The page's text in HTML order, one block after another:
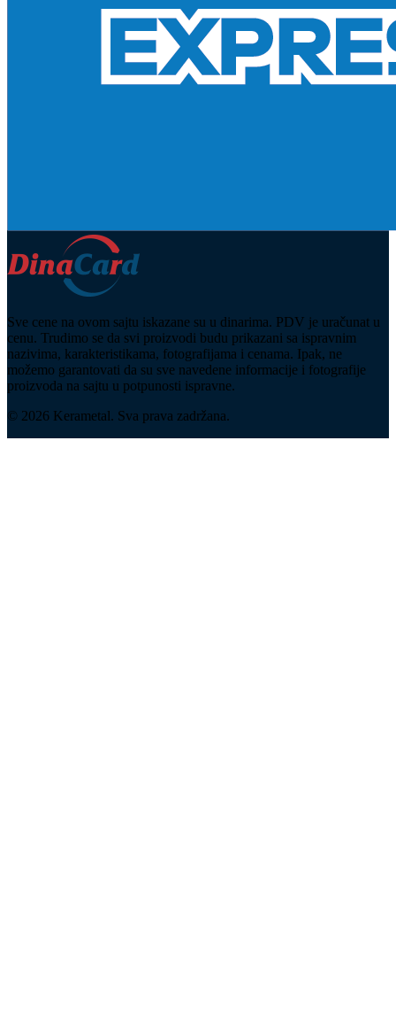
Sve cene na ovom sajtu iskazane su u dinarima. PDV je uračunat u
cenu. Trudimo se da svi proizvodi budu prikazani sa ispravnim
nazivima, karakteristikama, fotografijama i cenama. Ipak, ne
možemo garantovati da su sve navedene informacije i fotografije
proizvoda na sajtu u potpunosti ispravne.
© 2026 Kerametal. Sva prava zadržana.